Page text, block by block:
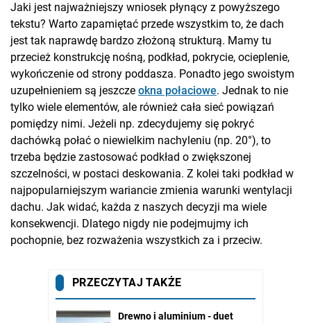
Jaki jest najważniejszy wniosek płynący z powyższego
tekstu? Warto zapamiętać przede wszystkim to, że dach
jest tak naprawdę bardzo złożoną strukturą. Mamy tu
przecież konstrukcję nośną, podkład, pokrycie, ocieplenie,
wykończenie od strony poddasza. Ponadto jego swoistym
uzupełnieniem są jeszcze okna połaciowe. Jednak to nie
tylko wiele elementów, ale również cała sieć powiązań
pomiędzy nimi. Jeżeli np. zdecydujemy się pokryć
dachówką połać o niewielkim nachyleniu (np. 20°), to
trzeba będzie zastosować podkład o zwiększonej
szczelności, w postaci deskowania. Z kolei taki podkład w
najpopularniejszym wariancie zmienia warunki wentylacji
dachu. Jak widać, każda z naszych decyzji ma wiele
konsekwencji. Dlatego nigdy nie podejmujmy ich
pochopnie, bez rozważenia wszystkich za i przeciw.